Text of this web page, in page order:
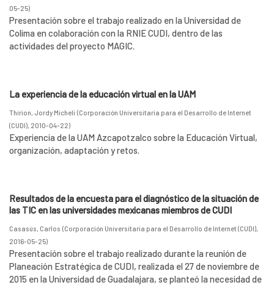
05-25)
Presentación sobre el trabajo realizado en la Universidad de
Colima en colaboración con la RNIE CUDI, dentro de las
actividades del proyecto MAGIC.
La experiencia de la educación virtual en la UAM
Thirion, Jordy Micheli (Corporación Universitaria para el Desarrollo de Internet
(CUDI), 2010-04-22)
Experiencia de la UAM Azcapotzalco sobre la Educación Virtual,
organización, adaptación y retos.
Resultados de la encuesta para el diagnóstico de la situación de
las TIC en las universidades mexicanas miembros de CUDI
Casasús, Carlos (Corporación Universitaria para el Desarrollo de Internet (CUDI),
2016-05-25)
Presentación sobre el trabajo realizado durante la reunión de
Planeación Estratégica de CUDI, realizada el 27 de noviembre de
2015 en la Universidad de Guadalajara, se planteó la necesidad de